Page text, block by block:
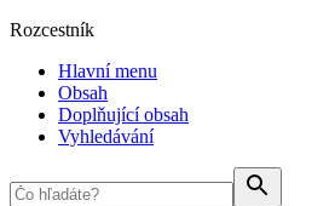
Rozcestník
Hlavní menu
Obsah
Doplňující obsah
Vyhledávání